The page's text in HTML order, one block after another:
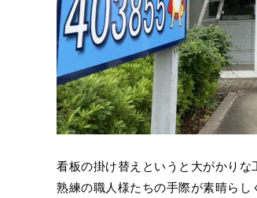
看板の掛け替えというと大がかりな
熟練の職人様たちの手際が素晴らし